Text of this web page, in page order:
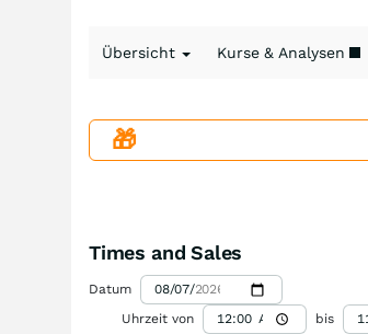
Übersicht Kurse & Analysen
🎁
Times and Sales
Datum
Uhrzeit von
bis